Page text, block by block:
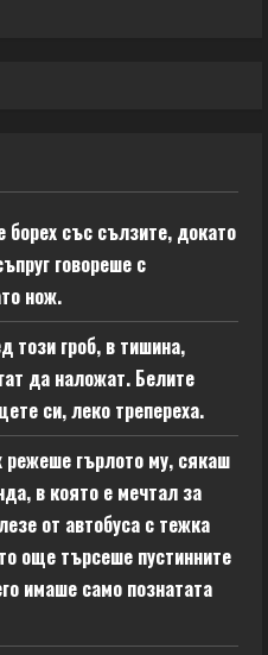
борех със сълзите, докато
говореше с
нож.
този гроб, в тишина,
да наложат. Белите
си, леко трепереха.
режеше гърлото му, сякаш
в която е мечтал за
от автобуса с тежка
още търсеше пустинните
имаше само познатата